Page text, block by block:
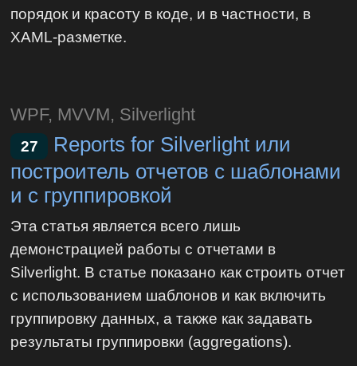
порядок и красоту в коде, и в частности, в
XAML-разметке.
WPF, MVVM, Silverlight
27
Reports for Silverlight или
построитель отчетов c шаблонами
и с группировкой
Эта статья является всего лишь
демонстрацией работы с отчетами в
Silverlight. В статье показано как строить отчет
с использованием шаблонов и как включить
группировку данных, а также как задавать
результаты группировки (aggregations).